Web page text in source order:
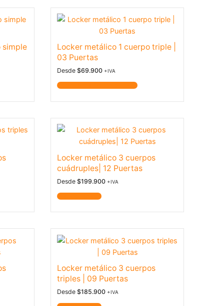
simple
Locker metálico 1 cuerpo triple |
03 Puertas
Desde $69.900 +IVA
Locker metálico 3 cuerpos
cuádruples| 12 Puertas
Desde $199.900 +IVA
Locker metálico 3 cuerpos
triples | 09 Puertas
Desde $185.900 +IVA